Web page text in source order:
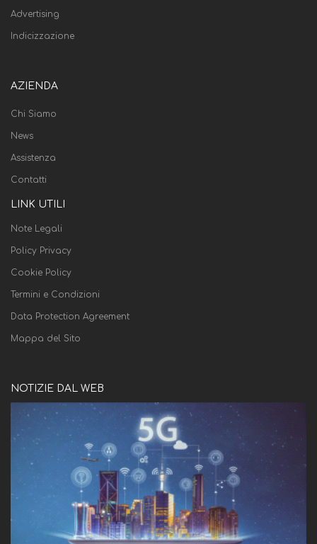
Advertising
Indicizzazione
AZIENDA
Chi Siamo
News
Assistenza
Contatti
LINK UTILI
Note Legali
Policy Privacy
Cookie Policy
Termini e Condizioni
Data Protection Agreement
Mappa del Sito
NOTIZIE DAL WEB